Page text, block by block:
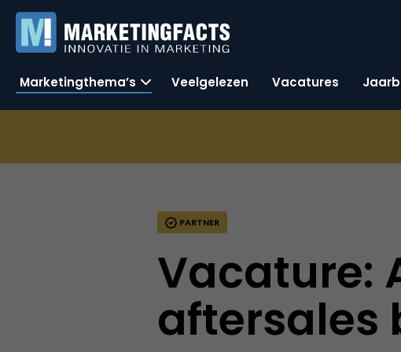
Marketingthema’s Veelgelezen Vacatures
PARTNER
Vacature:
aftersales